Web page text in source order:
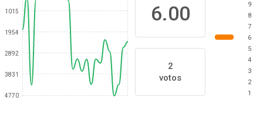
1015
1954
2892
3831
4770
6.00
2
votos
9
8
7
6
5
4
3
2
1